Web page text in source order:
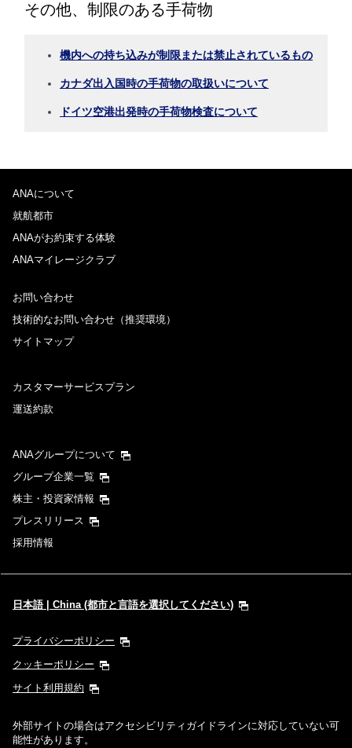
その他、制限のある手荷物
機内への持ち込みが制限または禁止されているもの
カナダ出入国時の手荷物の取扱いについて
ドイツ空港出発時の手荷物検査について
ANAについて
就航都市
ANAがお約束する体験
ANAマイレージクラブ
お問い合わせ
技術的なお問い合わせ（推奨環境）
サイトマップ
カスタマーサービスプラン
運送約款
ANAグループについて
グループ企業一覧
株主・投資家情報
プレスリリース
採用情報
日本語 | China (都市と言語を選択してください)
プライバシーポリシー
クッキーポリシー
サイト利用規約
外部サイトの場合はアクセシビリティガイドラインに対応していない可
能性があります。